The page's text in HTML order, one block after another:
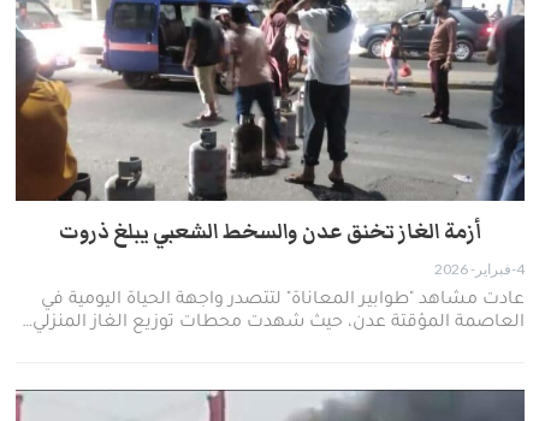
أزمة الغاز تخنق عدن والسخط الشعبي يبلغ ذروت
4-فبراير- 2026
عادت مشاهد "طوابير المعاناة" لتتصدر واجهة الحياة اليومية في
العاصمة المؤقتة عدن، حيث شهدت محطات توزيع الغاز المنزلي…